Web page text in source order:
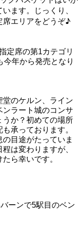
ます。じっくり、
席エリアをどうぞ♪
定席の第1カテゴリ
年から発売となり
のケルン、ライン
ンラート城のコンサ
うか？初めての場所
承っております。
目途がたっていま
は変わりますが、
ら幸いです。
ーンで5駅目のベン